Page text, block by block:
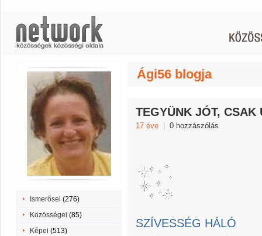
Ismerősei (276)
Közösségei (85)
Képei (513)
Ági56 blogja
TEGYÜNK JÓT, CSAK
17 éve 0 hozzászólás
SZÍVESSÉG HÁLÓ